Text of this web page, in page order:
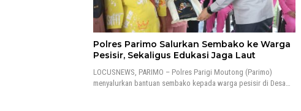
Polres Parimo Salurkan Sembako ke Warga
Pesisir, Sekaligus Edukasi Jaga Laut
LOCUSNEWS, PARIMO – Polres Parigi Moutong (Parimo)
menyalurkan bantuan sembako kepada warga pesisir di Desa…